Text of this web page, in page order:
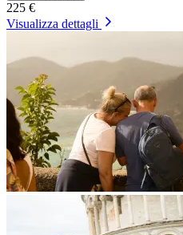
225 €
Visualizza dettagli